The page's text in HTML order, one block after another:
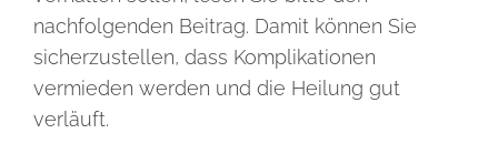
nachfolgenden Beitrag. Damit können Sie
sicherzustellen, dass Komplikationen
vermieden werden und die Heilung gut
verläuft.